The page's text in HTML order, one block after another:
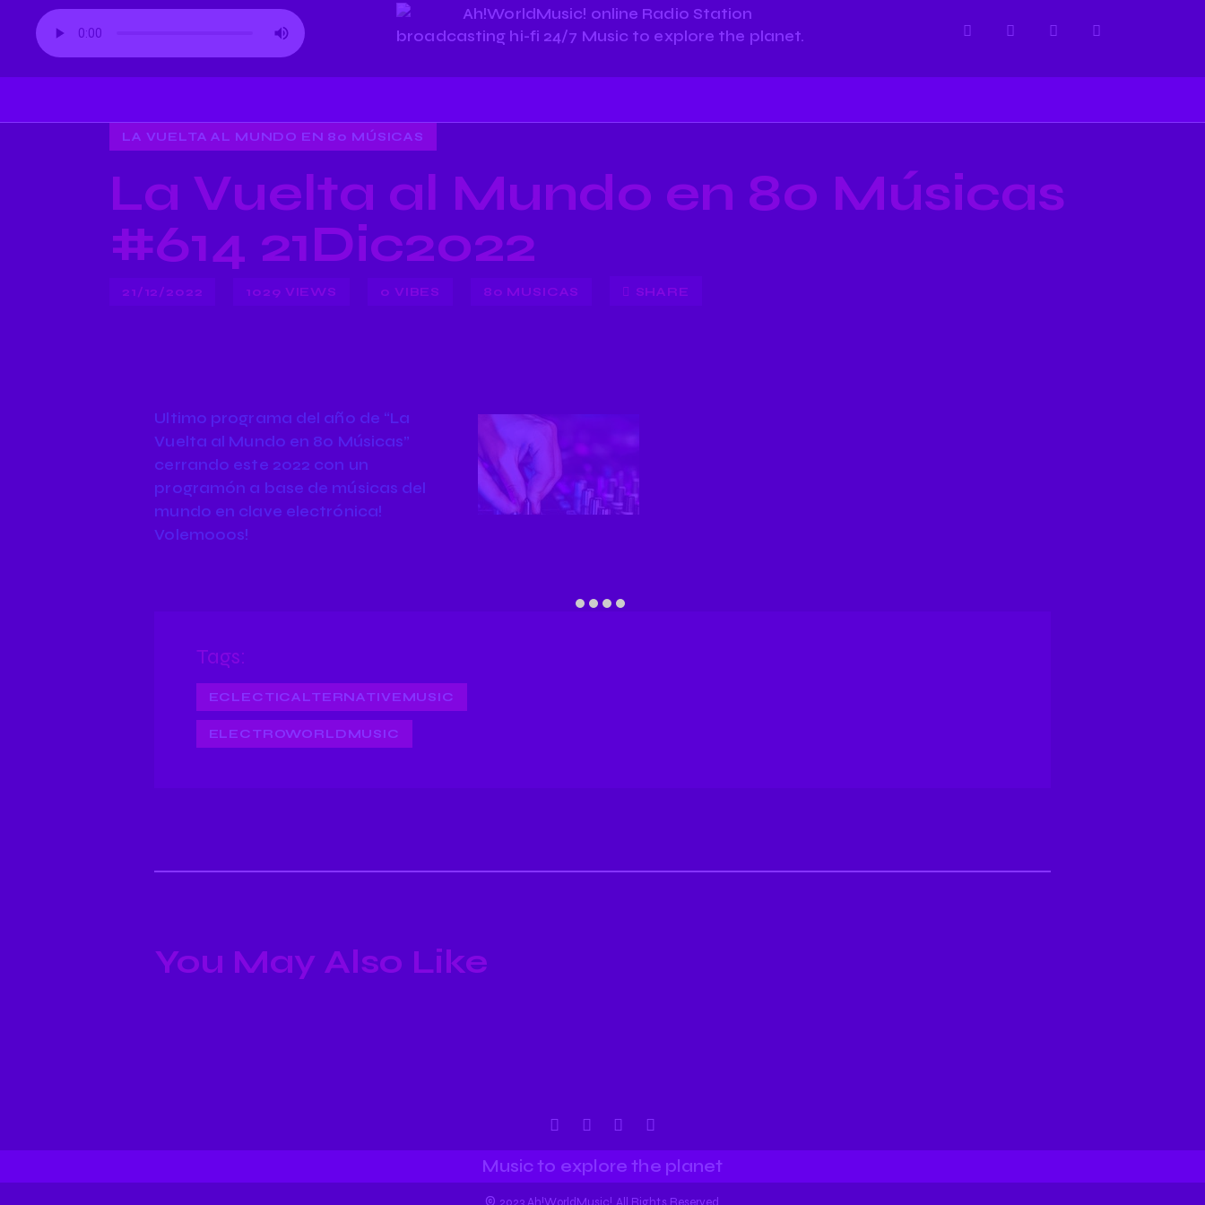
LA VUELTA AL MUNDO EN 80 MÚSICAS
La Vuelta al Mundo en 80 Músicas
#614 21Dic2022
21/12/2022 1029 VIEWS 0 VIBES 80 MUSICAS SHARE
Ultimo programa del año de “La
Vuelta al Mundo en 80 Músicas”
cerrando este 2022 con un
programón a base de músicas del
mundo en clave electrónica!
Volemooos!
Tags:
ECLECTICALTERNATIVEMUSIC
ELECTROWORLDMUSIC
You May Also Like
Music to explore the planet
©